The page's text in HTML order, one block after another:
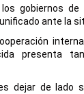
gobiernos
ante la
presenta
dejar de lado